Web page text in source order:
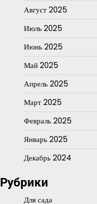
Август 2025
Июль 2025
Июнь 2025
Май 2025
Апрель 2025
Март 2025
Февраль 2025
Январь 2025
Декабрь 2024
Рубрики
Для сада